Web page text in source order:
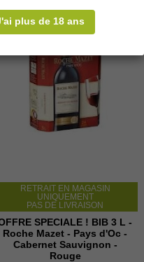
RETRAIT EN MAGASIN
UNIQUEMENT
PAS DE LIVRAISON
SPECIALE ! BIB 3 L -
Roche Mazet - Pays d'Oc -
Cabernet Sauvignon -
Rouge
plus de 18 ans